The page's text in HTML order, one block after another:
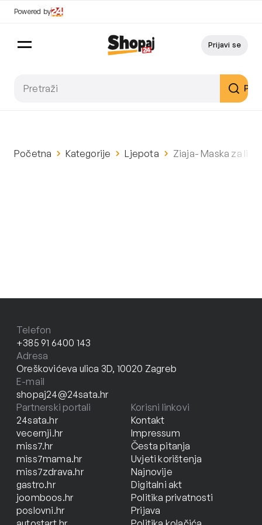
Powered by
Prijavi se
Početna Kategorije Ljepota Ziaja- Maska ​​za
Telefon
+385 91 6400 143
Adresa
Oreškovićeva ulica 3D, 10020 Zagreb
E-mail
shopaj24@24sata.hr
Partnerski portali
24sata.hr
vecernji.hr
miss7.hr
miss7mama.hr
miss7zdrava.hr
gastro.hr
joomboos.hr
poslovni.hr
Korisni linkovi
Kontakt
Impressum
Česta pitanja
Uvjeti korištenja
Najnovije
Digitalni akt
Politika privatnosti
Prijava